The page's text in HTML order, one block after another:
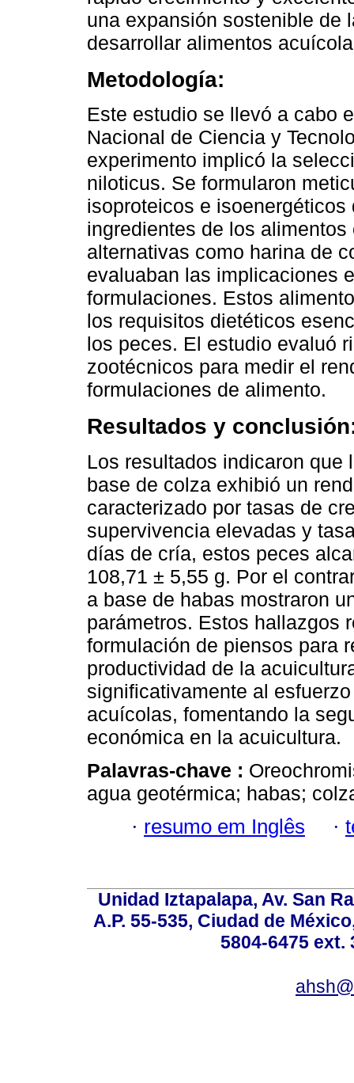
una expansión sostenible de
desarrollar alimentos
Metodología:
Este estudio se llevó a cabo
Nacional de Ciencia y
experimento implicó la
niloticus. Se formularon
isoproteicos e
ingredientes de los
alternativas como harina de
evaluaban las implicaciones
formulaciones. Estos
los requisitos dietéticos
los peces. El estudio evaluó
zootécnicos para medir el
formulaciones de alimento.
Resultados y
Los resultados indicaron
base de colza exhibió un
caracterizado por tasas de
supervivencia elevadas y
días de cría, estos peces
108,71 ± 5,55 g. Por el
a base de habas mostraron
parámetros. Estos hallazgos
formulación de piensos para
productividad de la
significativamente al
acuícolas, fomentando la
económica en la acuicultura.
Palavras-chave :
agua geotérmica; habas;
· resumo em Inglês ·
Unidad Iztapalapa, Av. San
A.P. 55-535, Ciudad de
5804-6475 ext.